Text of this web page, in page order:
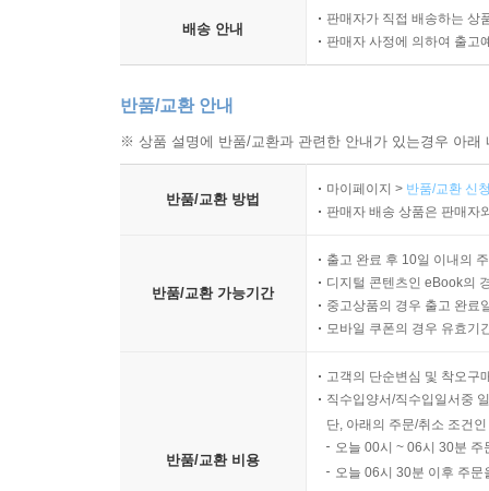
배송 안내
판매자가 직접 배송하는 상
판매자 사정에 의하여 출고
반품/교환 안내
※ 상품 설명에 반품/교환과 관련한 안내가 있는경우 아
반품/교환 방법
마이페이지 > 반품/교환 신
판매자 배송 상품은 판매자
반품/교환 가능기간
출고 완료 후 10일 이내의
디지털 콘텐츠인 eBook의
중고상품의 경우 출고 완료
모바일 쿠폰의 경우 유효기
반품/교환 비용
고객의 단순변심 및 착오구
직수입양서/직수입일서중
단, 아래의 주문/취소 조건
오늘 00시 ~ 06시 30분
오늘 06시 30분 이후 주